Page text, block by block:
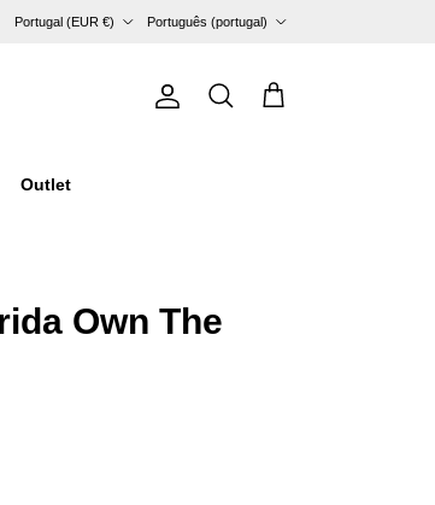
Portugal (EUR €)
Português (portugal)
ContaPesquisarCarrinho
Outlet
Own The